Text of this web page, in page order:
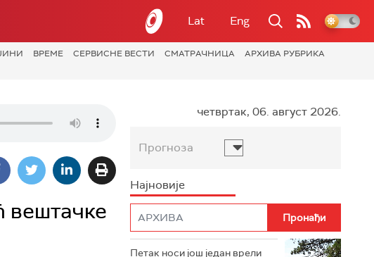
Lat Eng
ВРЕМЕ СЕРВИСНЕ ВЕСТИ СМАТРАЧНИЦА
АРХИВА РУБРИКА
вештачке
четвртак, 06. август 2026.
Прогноза
Најновије
Петак носи још један врели